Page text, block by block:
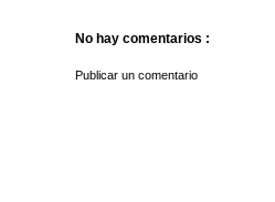
No hay comentarios :
Publicar un comentario